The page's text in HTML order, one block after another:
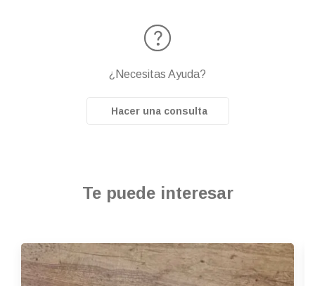
¿Necesitas Ayuda?
Hacer una consulta
Te puede interesar